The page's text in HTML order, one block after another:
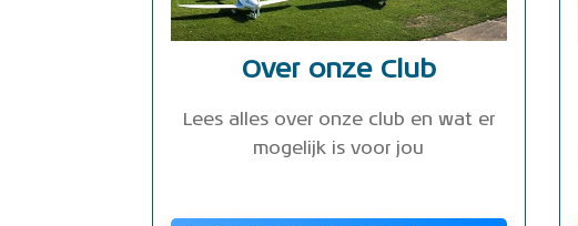
Over onze Club
Lees alles over onze club en wat er
mogelijk is voor jou